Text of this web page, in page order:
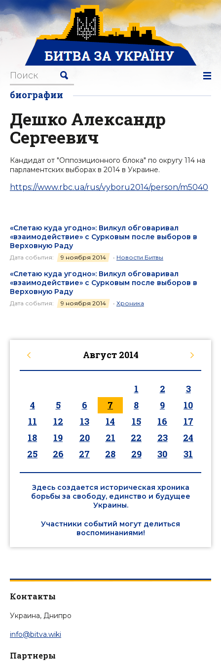
биографии
Дешко Александр
Сергеевич
Кандидат от "Оппозиционного блока" по округу 114 на
парламентских выборах в 2014 в Украине.
https://www.rbc.ua/rus/vyboru2014/person/m5040
«Слетаю куда угодно»: Вилкул обговаривал
«взаимодействие» с Сурковым после выборов в
Верховную Раду
Дата события: 9 ноября 2014 • Новости Битвы
«Слетаю куда угодно»: Вилкул обговаривал
«взаимодействие» с Сурковым после выборов в
Верховную Раду
Дата события: 9 ноября 2014 • Хроника
Август 2014
1 2
3
4
5 6 7 8 9
10
11
12 13 14 15 16
17
18
19 20 21 22 23
24
25
26 27 28 29 30 31
Здесь создается историческая хроника
борьбы за свободу, единство и будущее
Украины.
Участники событий могут делиться
воспоминаниями!
Контакты
Украина, Днипро
info@bitva.wiki
Партнеры